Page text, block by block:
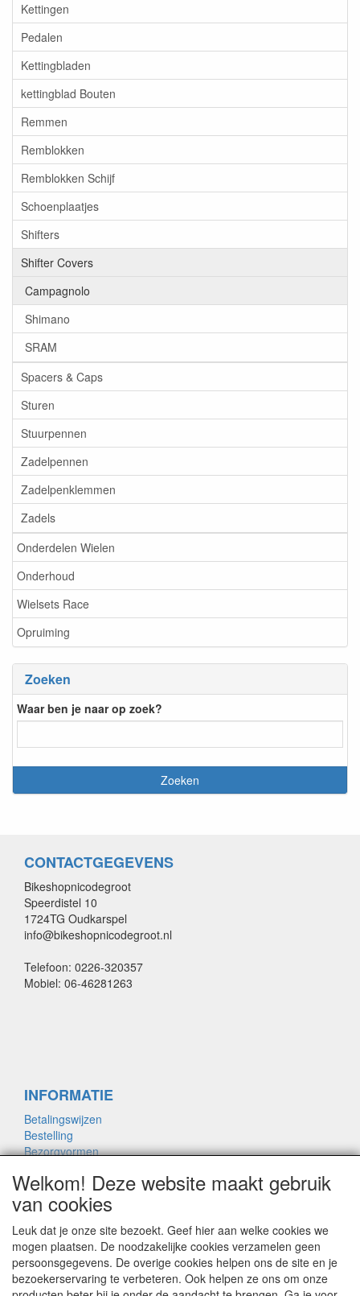
Kettingen
Pedalen
Kettingbladen
kettingblad Bouten
Remmen
Remblokken
Remblokken Schijf
Schoenplaatjes
Shifters
Shifter Covers
Campagnolo
Shimano
SRAM
Spacers & Caps
Sturen
Stuurpennen
Zadelpennen
Zadelpenklemmen
Zadels
Onderdelen Wielen
Onderhoud
Wielsets Race
Opruiming
Zoeken
Waar ben je naar op zoek?
CONTACTGEGEVENS
Bikeshopnicodegroot
Speerdistel 10
1724TG Oudkarspel
info@bikeshopnicodegroot.nl
Telefoon: 0226-320357
Mobiel: 06-46281263
INFORMATIE
Betalingswijzen
Bestelling
Bezorgvormen
Framemaat
OVER ONS
Contact
Garantie
Welkom! Deze website maakt gebruik
van cookies
Leuk dat je onze site bezoekt. Geef hier aan welke cookies we
mogen plaatsen. De noodzakelijke cookies verzamelen geen
persoonsgegevens. De overige cookies helpen ons de site en je
bezoekerservaring te verbeteren. Ook helpen ze ons om onze